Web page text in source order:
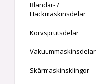
Blandar- /
Hackmaskinsdelar
Korvsprutsdelar
Vakuummaskinsdelar
Skärmaskinsklingor